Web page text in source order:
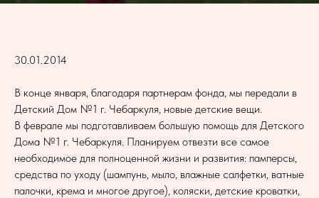
30.01.2014
В конце января, благодаря партнерам фонда, мы передали в
Детский Дом №1 г. Чебаркуля, новые детские вещи.
В феврале мы подготавливаем большую помощь для Детского
Дома №1 г. Чебаркуля. Планируем отвезти все самое
необходимое для полноценной жизни и развития: памперсы,
средства по уходу (шампунь, мыло, влажные салфетки, ватные
палочки, крема и многое другое), коляски, детские кроватки,